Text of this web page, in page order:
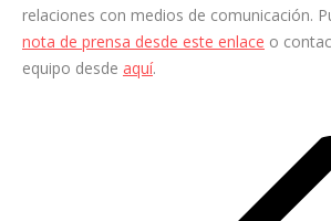
relaciones con medios de comunicación.
nota de prensa desde este enlace o
equipo desde aquí.